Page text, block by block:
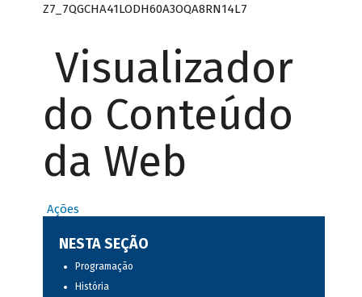
Z7_7QGCHA41LODH60A3OQA8RN14L7
Visualizador
do Conteúdo
da Web
Ações
NESTA SEÇÃO
Programação
História